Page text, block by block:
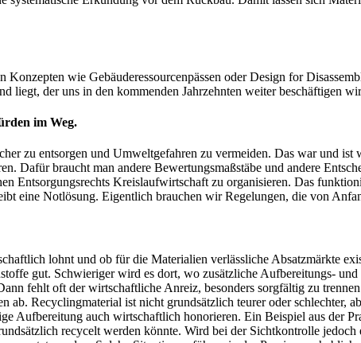
wie Gebäuderessourcenpässen oder Design for
liegt, der uns in den kommenden Jahrzehnten weiter beschäftigen
im Weg.
zu entsorgen und Umweltgefahren zu vermeiden. Das war und
Dafür braucht man andere Bewertungsmaßstäbe und andere
Entsorgungsrechts Kreislaufwirtschaft zu organisieren. Das
eine Notlösung. Eigentlich brauchen wir Regelungen, die von
lohnt und ob für die Materialien verlässliche Absatzmärkte
gut. Schwieriger wird es dort, wo zusätzliche Aufbereitungs-
fehlt oft der wirtschaftliche Anreiz, besonders sorgfältig zu
ab. Recyclingmaterial ist nicht grundsätzlich teurer oder schlechter,
Aufbereitung auch wirtschaftlich honorieren. Ein Beispiel aus der
recycelt werden könnte. Wird bei der Sichtkontrolle